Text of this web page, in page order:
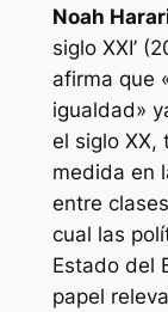
Noah
siglo XXI’
afirma que
igualdad»
el siglo XX,
medida en
entre
cual las
Estado del
papel